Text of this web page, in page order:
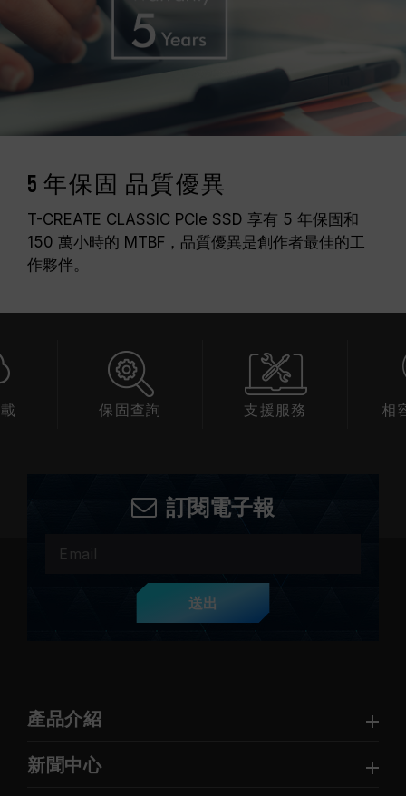
5 年保固 品質優異
T-CREATE CLASSIC PCIe SSD 享有 5 年保固和
150 萬小時的 MTBF，品質優異是創作者最佳的工
作夥伴。
保固查詢 支援服務 相
訂閱電子報
送出
產品介紹
新聞中心